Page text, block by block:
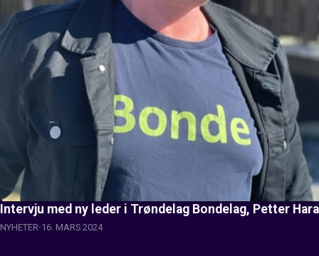
Intervju med ny leder i Trøndelag Bondelag, Petter
NYHETER 16. MARS 2024